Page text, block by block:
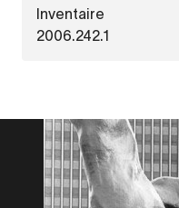
Inventaire
2006.242.1